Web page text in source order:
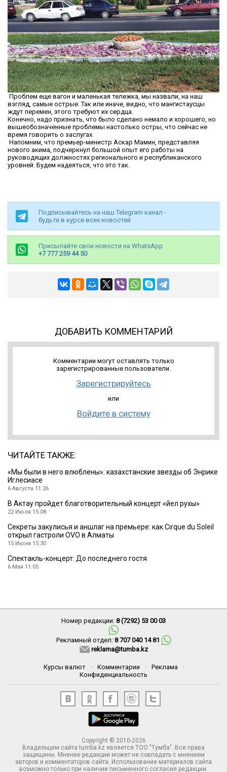
Проблем еще вагон и маленькая тележка, мы назвали, на наш
взгляд, самые острые. Так или иначе, видно, что мангистаусцы
ждут перемен, этого требуют их сердца.
Конечно, надо признать, что было сделано немало и хорошего, но
вышеобозначенные проблемы настолько остры, что сейчас не
время говорить о заслугах.
Напомним, что премьер-министр Аскар Мамин, представляя
нового акима, подчеркнул большой опыт его работы на
руководящих должностях регионального и республиканского
уровней. Будем надеяться, что это так.
Подписывайтесь на наш Telegram канал -
будьте в курсе всех новостей
Присылайте свои новости на WhatsApp
+7 777 259 44 50
ДОБАВИТЬ КОММЕНТАРИЙ
Комментарии могут оставлять только
зарегистрированные пользователи.
Зарегистрируйтесь
или
Войдите в систему
ЧИТАЙТЕ ТАКЖЕ:
«Мы были в него влюблены»: казахстанские звезды об Энрике
Иглесиасе
6 Августа 11:26
В Актау пройдет благотворительный концерт «Әйел рухы»
22 Июля 15:08
Секреты закулисья и аншлаг на премьере: как Cirque du Soleil
открыл гастроли OVO в Алматы
15 Июня 15:30
Спектакль-концерт: До последнего гостя
6 Мая 11:05
Номер редакции: 8 (7292) 53 00 03
Рекламный отдел: 8 707 040 14 81
reklama@tumba.kz
Курсы валют · Комментарии · Реклама
·
Конфиденциальность
Copyright © 2010-2026
Владельцем сайта tumba.kz является ТОО "Тумба". Все права
защищены. Мнение редакции может не совпадать с мнением
авторов и комментаторов сайта. Использование материалов сайта
возможно только при наличии письменного согласия редакции.